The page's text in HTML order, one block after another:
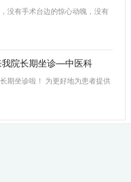
没有手术台边的惊心动魄，没有
我院长期坐诊—中医科
期坐诊啦！ 为更好地为患者提供